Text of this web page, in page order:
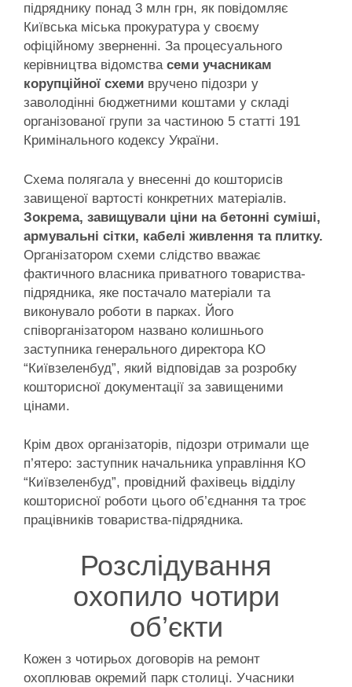
підряднику понад 3 млн грн, як повідомляє
Київська міська прокуратура у своєму
офіційному зверненні. За процесуального
керівництва відомства семи учасникам
корупційної схеми вручено підозри у
заволодінні бюджетними коштами у складі
організованої групи за частиною 5 статті 191
Кримінального кодексу України.
Схема полягала у внесенні до кошторисів
завищеної вартості конкретних матеріалів.
Зокрема, завищували ціни на бетонні суміші,
армувальні сітки, кабелі живлення та плитку.
Організатором схеми слідство вважає
фактичного власника приватного товариства-
підрядника, яке постачало матеріали та
виконувало роботи в парках. Його
співорганізатором названо колишнього
заступника генерального директора КО
“Київзеленбуд”, який відповідав за розробку
кошторисної документації за завищеними
цінами.
Крім двох організаторів, підозри отримали ще
п’ятеро: заступник начальника управління КО
“Київзеленбуд”, провідний фахівець відділу
кошторисної роботи цього об’єднання та троє
працівників товариства-підрядника.
Розслідування
охопило чотири
об’єкти
Кожен з чотирьох договорів на ремонт
охоплював окремий парк столиці. Учасники